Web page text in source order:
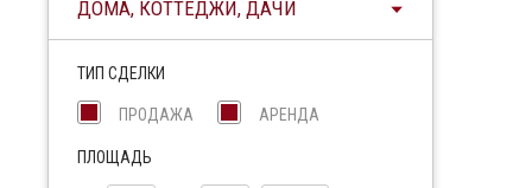
ДОМА, КОТТЕДЖИ, ДАЧИ
ТИП СДЕЛКИ
ПРОДАЖА АРЕНДА
ПЛОЩАДЬ